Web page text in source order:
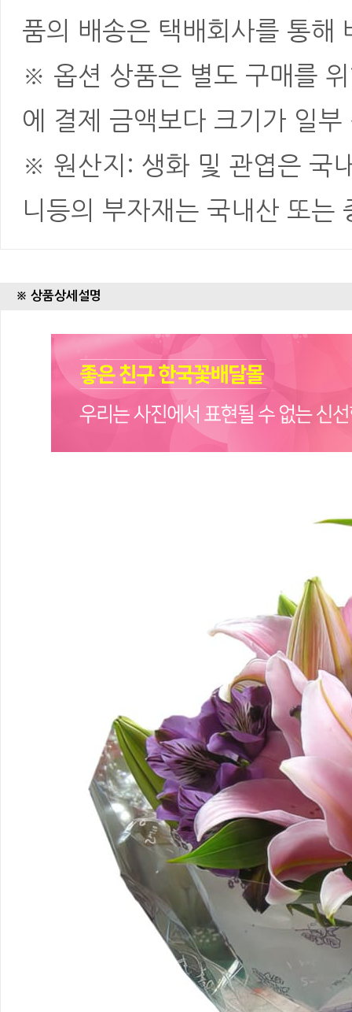
품의 배송은 택배회사를 통해
※ 옵션 상품은 별도 구매를
에 결제 금액보다 크기가 일
※ 원산지: 생화 및 관엽은 국
니등의 부자재는 국내산 또는
※ 상품상세설명